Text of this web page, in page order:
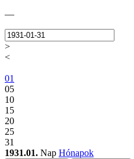
—
>
<
01
05
10
15
20
25
31
1931.01. Nap Hónapok